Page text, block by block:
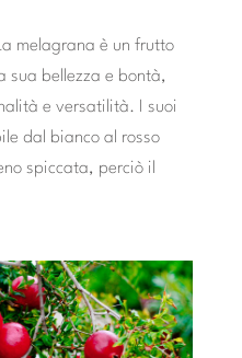
melagrana è un frutto
sua bellezza e bontà,
e versatilità. I suoi
dal bianco al rosso
spiccata, perciò il